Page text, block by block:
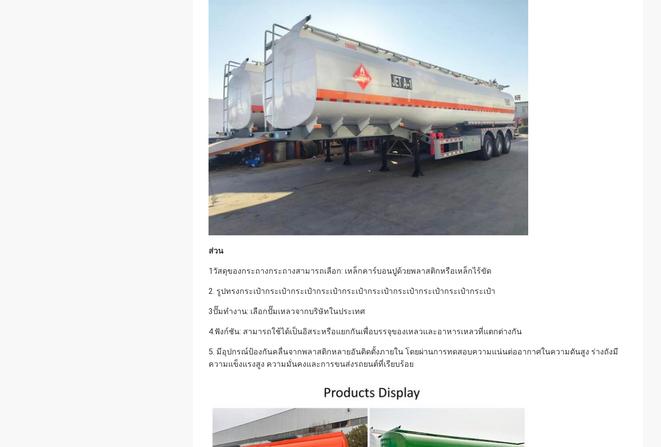
ส่วน
1วัสดุของกระถางกระถางสามารถเลือก: เหล็กคาร์บอนปูด้วยพลาสติกหรือเหล็กไร้ขัด
2. รูปทรงกระเป๋ากระเป๋ากระเป๋ากระเป๋ากระเป๋ากระเป๋ากระเป๋ากระเป๋ากระเป๋ากระเป๋า
3ปั๊มทํางาน: เลือกปั๊มเหลวจากบริษัทในประเทศ
4.ฟังก์ชัน: สามารถใช้ได้เป็นอิสระหรือแยกกันเพื่อบรรจุของเหลวและอาหารเหลวที่แตกต่างกัน
5. มีอุปกรณ์ป้องกันคลื่นจากพลาสติกหลายอันติดตั้งภายใน โดยผ่านการทดสอบความแน่นต่ออากาศในความดันสูง ร่างถังมี
ความแข็งแรงสูง ความมั่นคงและการขนส่งรถยนต์ที่เรียบร้อย